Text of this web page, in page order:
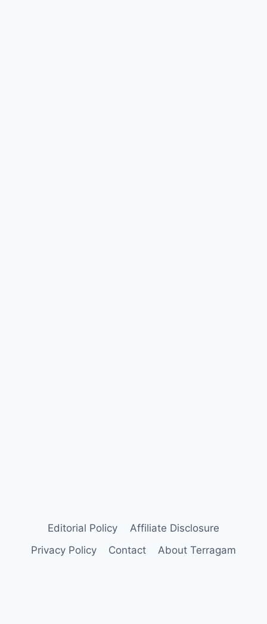
Editorial Policy
Affiliate Disclosure
Privacy Policy
Contact About Terragam